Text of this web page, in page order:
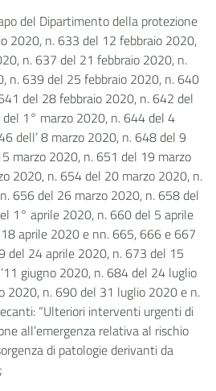
del Dipartimento della protezione
2020, n. 633 del 12 febbraio 2020,
n. 637 del 21 febbraio 2020, n.
n. 639 del 25 febbraio 2020, n. 640
del 28 febbraio 2020, n. 642 del
1° marzo 2020, n. 644 del 4
dell’ 8 marzo 2020, n. 648 del 9
marzo 2020, n. 651 del 19 marzo
2020, n. 654 del 20 marzo 2020, n.
656 del 26 marzo 2020, n. 658 del
1° aprile 2020, n. 660 del 5 aprile
aprile 2020 e nn. 665, 666 e 667
del 24 aprile 2020, n. 673 del 15
giugno 2020, n. 684 del 24 luglio
2020, n. 690 del 31 luglio 2020 e n.
“Ulteriori interventi urgenti di
all’emergenza relativa al rischio
di patologie derivanti da